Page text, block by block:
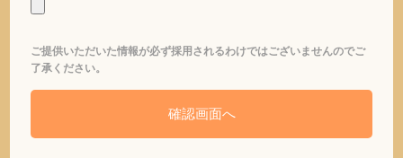
ご提供いただいた情報が必ず採用されるわけではございませんのでご
了承ください。